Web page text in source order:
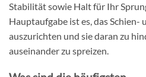
Stabilität sowie Halt für Ihr
Hauptaufgabe ist es, das Schien-
auszurichten und sie daran zu
auseinander zu spreizen.